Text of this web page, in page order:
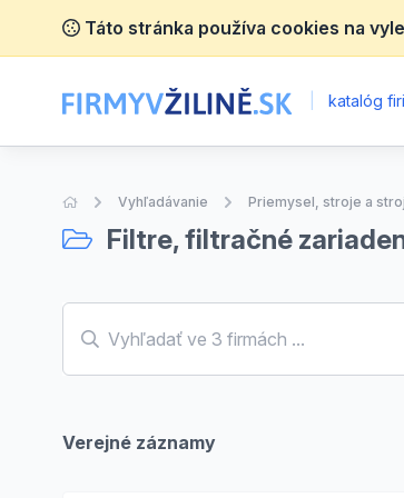
Táto stránka používa cookies na
katalóg
Úvodná stránka
Vyhľadávanie Priemysel, stroje a
Filtre, filtračné
Verejné záznamy